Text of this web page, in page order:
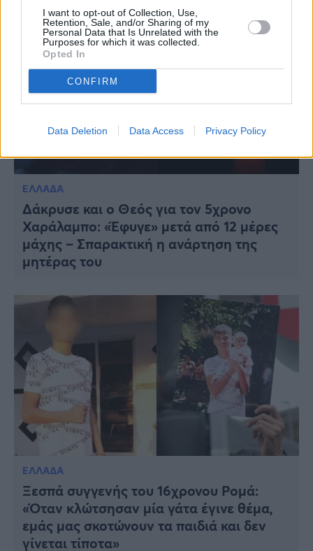
I want to opt-out of Collection, Use,
Retention, Sale, and/or Sharing of my
Personal Data that Is Unrelated with the
Purposes for which it was collected.
Opted In
CONFIRM
Data Deletion Data Access Privacy Policy
ΕΛΛΑΔΑ
Δάκρυσε και ο Θεός για τον 5χρονο
Χαράλαμπο: «Έφυγε» μετά από 12 μέρες
μάχης – Σπαρακτική η ανάρτηση της
μητέρας του
ΕΛΛΑΔΑ
Ξεσπά συγγενής του 16χρονου Ρομά:
«Όταν κλώτσησαν μία γάτα έγινε θέμα,
εμάς μας σκοτώνουν τα παιδιά και δεν
γίνεται τίποτα»